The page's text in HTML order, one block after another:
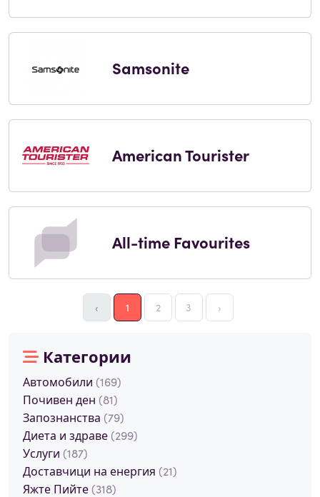
Samsonite
American Tourister
All-time Favourites
‹ 1 2 3 ›
Категории
Автомобили (169)
Почивен ден (81)
Запознанства (79)
Диета и здраве (299)
Услуги (187)
Доставчици на енергия (21)
Яжте Пийте (318)